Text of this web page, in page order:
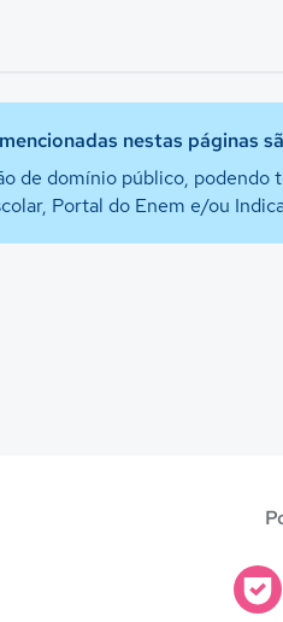
nestas páginas
de domínio público,
Portal do Enem e/ou